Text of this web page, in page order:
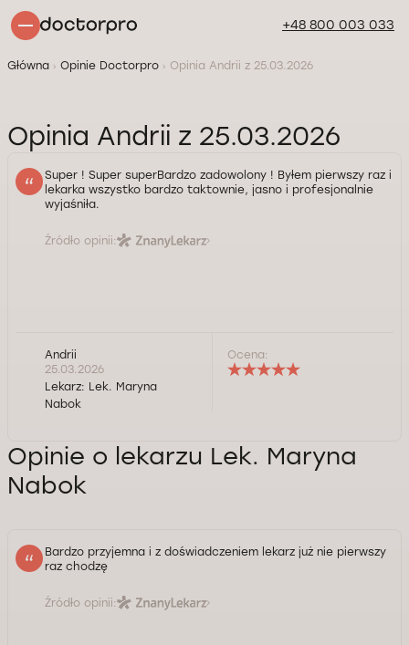
+48 800 003 033
Główna Opinie Doctorpro Opinia Andrii z 25.03.2026
Opinia Andrii z 25.03.2026
Super ! Super superBardzo zadowolony ! Byłem pierwszy raz i
lekarka wszystko bardzo taktownie, jasno i profesjonalnie
wyjaśniła.
Źródło opinii:
Andrii
25.03.2026
Lekarz: Lek. Maryna
Nabok
Ocena:
Opinie o lekarzu Lek. Maryna
Nabok
Bardzo przyjemna i z doświadczeniem lekarz już nie pierwszy
raz chodzę
Źródło opinii: